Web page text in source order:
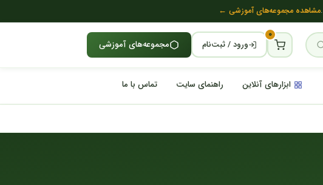
مشاهده مجموعه‌های آموزشی ←
۰
ورود / ثبت‌نام مجموعه‌های آموزشی
ابزارهای آنلاین راهنمای سایت تماس با ما